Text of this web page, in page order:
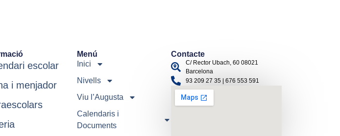
escolar
i menjador
Menú
Inici
Nivells
Viu l’Augusta
Calendaris i
Documents
Contacte
C/ Rector Ubach, 60 08021
Barcelona
93 209 27 35 | 676 553 591